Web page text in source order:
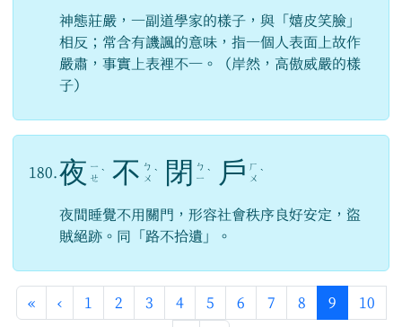
神態莊嚴，一副道學家的樣子，與「嬉皮笑臉」
相反；常含有譏諷的意味，指一個人表面上故作
嚴肅，事實上表裡不一。（岸然，高傲威嚴的樣
子）
180. 夜 ㄧ
ㄝ ˋ 不 ㄅ
ㄨ ˋ 閉
ㄅ
ㄧ ˋ 戶 ㄏ
ㄨ ˋ
夜間睡覺不用關門，形容社會秩序良好安定，盜
賊絕跡。同「路不拾遺」。
«第一頁
‹上一頁
1 2 3 4 5 6 7 8 9(目前頁次
10